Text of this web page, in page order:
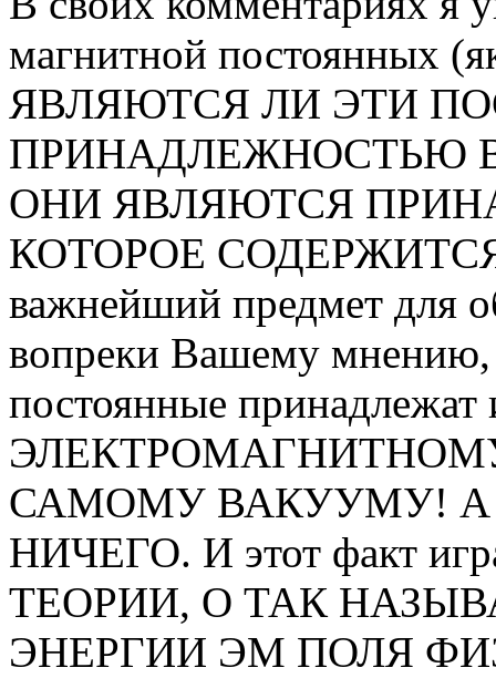
магнитной постоянных
ЯВЛЯЮТСЯ ЛИ ЭТИ
ПРИНАДЛЕЖНОСТЬЮ
ОНИ ЯВЛЯЮТСЯ
КОТОРОЕ СОДЕРЖИТСЯ
важнейший предмет для
вопреки Вашему мнению,
постоянные принадлежат
САМОМУ ВАКУУМУ! А
НИЧЕГО. И этот факт
ТЕОРИИ, О ТАК
ЭНЕРГИИ ЭМ ПОЛЯ